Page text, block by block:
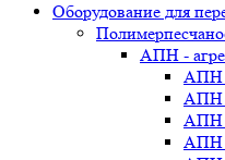
Оборудование для
АПН -
АПН
АПН
АПН
АПН